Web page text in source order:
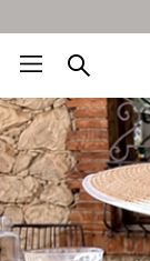
BEST100🤍 NEW5%